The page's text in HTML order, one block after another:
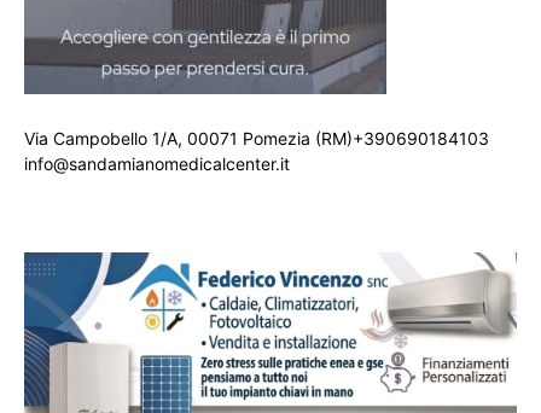
Via Campobello 1/A, 00071 Pomezia (RM)+390690184103
info@sandamianomedicalcenter.it